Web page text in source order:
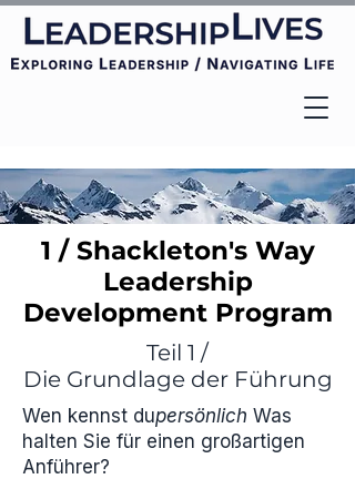
1 / Shackleton's Way
Leadership
Development Program
Teil 1 /
Die Grundlage der Führung
Wen kennst dupersönlich Was
halten Sie für einen großartigen
Anführer?